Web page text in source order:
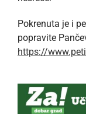
Pokrenuta je i
popravite
https://